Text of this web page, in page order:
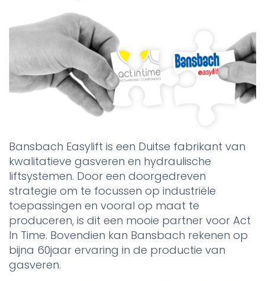
Bansbach Easylift is een Duitse fabrikant van
kwalitatieve gasveren en hydraulische
liftsystemen. Door een doorgedreven
strategie om te focussen op industriële
toepassingen en vooral op maat te
produceren, is dit een mooie partner voor Act
In Time. Bovendien kan Bansbach rekenen op
bijna 60jaar ervaring in de productie van
gasveren.